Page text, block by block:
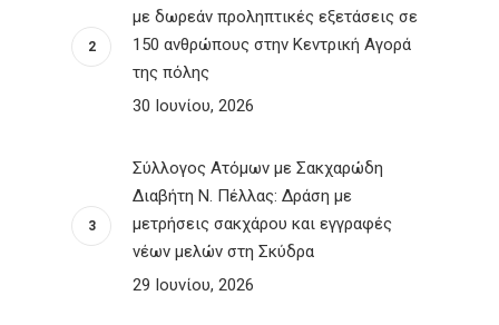
με δωρεάν προληπτικές εξετάσεις σε
150 ανθρώπους στην Κεντρική Αγορά
της πόλης
30 Ιουνίου, 2026
Σύλλογος Ατόμων με Σακχαρώδη
Διαβήτη Ν. Πέλλας: Δράση με
μετρήσεις σακχάρου και εγγραφές
νέων μελών στη Σκύδρα
29 Ιουνίου, 2026